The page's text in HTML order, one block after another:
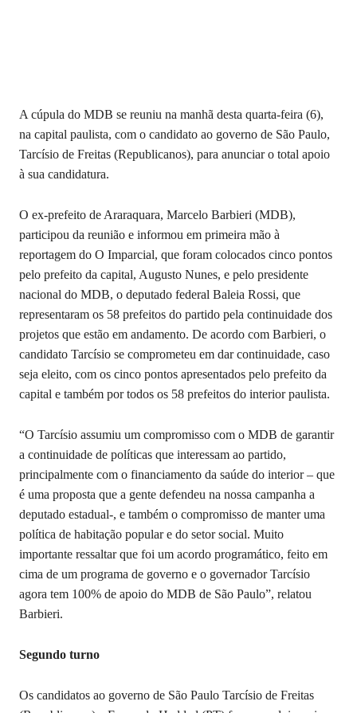
A cúpula do MDB se reuniu na manhã desta quarta-feira (6),
na capital paulista, com o candidato ao governo de São Paulo,
Tarcísio de Freitas (Republicanos), para anunciar o total apoio
à sua candidatura.
O ex-prefeito de Araraquara, Marcelo Barbieri (MDB),
participou da reunião e informou em primeira mão à
reportagem do O Imparcial, que foram colocados cinco pontos
pelo prefeito da capital, Augusto Nunes, e pelo presidente
nacional do MDB, o deputado federal Baleia Rossi, que
representaram os 58 prefeitos do partido pela continuidade dos
projetos que estão em andamento. De acordo com Barbieri, o
candidato Tarcísio se comprometeu em dar continuidade, caso
seja eleito, com os cinco pontos apresentados pelo prefeito da
capital e também por todos os 58 prefeitos do interior paulista.
“O Tarcísio assumiu um compromisso com o MDB de garantir
a continuidade de políticas que interessam ao partido,
principalmente com o financiamento da saúde do interior – que
é uma proposta que a gente defendeu na nossa campanha a
deputado estadual-, e também o compromisso de manter uma
política de habitação popular e do setor social. Muito
importante ressaltar que foi um acordo programático, feito em
cima de um programa de governo e o governador Tarcísio
agora tem 100% de apoio do MDB de São Paulo”, relatou
Barbieri.
Segundo turno
Os candidatos ao governo de São Paulo Tarcísio de Freitas